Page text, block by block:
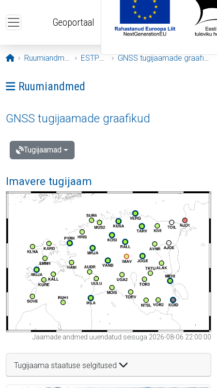
Geoportaal
Avaleht
Ruumiandmed ESTPOS GNSS tugijaamade graafikud
Ava menüü: Ruumiandmed
Ruumiandmed
GNSS tugijaamade graafikud
Tugijaamad
Imavere tugijaam
Jaamade andmed uuendatud seisuga 2026-08-06 22:00:00
Tugijaama staatuse selgitused